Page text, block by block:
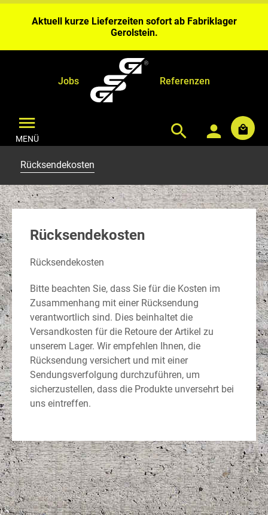
Aktuell kurze Lieferzeiten sofort ab Fabriklager
Gerolstein.
Wochen Bearbeitungszeit ein.
Aktuell kurze Lieferzeiten sofort ab Fabriklager
Gerolstein.
Jobs Referenzen
MENÜ
Rücksendekosten
Rücksendekosten
Rücksendekosten
Bitte beachten Sie, dass Sie für die Kosten im
Zusammenhang mit einer Rücksendung
verantwortlich sind. Dies beinhaltet die
Versandkosten für die Retoure der Artikel zu
unserem Lager. Wir empfehlen Ihnen, die
Rücksendung versichert und mit einer
Sendungsverfolgung durchzuführen, um
sicherzustellen, dass die Produkte unversehrt bei
uns eintreffen.